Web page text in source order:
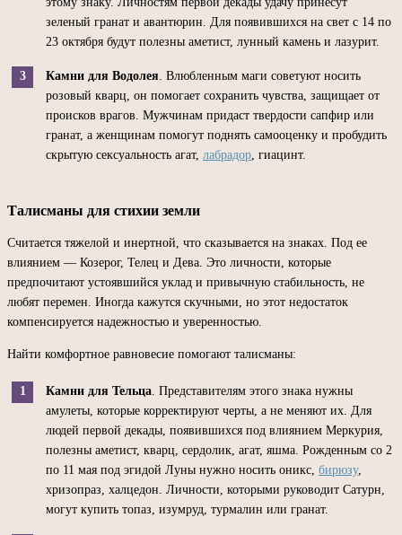
зеленый гранат и авантюрин. Для появившихся на свет с 14 по
23 октября будут полезны аметист, лунный камень и лазурит.
Камни для Водолея . Влюбленным маги советуют носить
розовый кварц, он помогает сохранить чувства, защищает от
происков врагов. Мужчинам придаст твердости сапфир или
гранат, а женщинам помогут поднять самооценку и пробудить
скрытую сексуальность агат, лабрадор , гиацинт.
Талисманы для стихии земли
Считается тяжелой и инертной, что сказывается на знаках. Под ее
влиянием — Козерог, Телец и Дева. Это личности, которые
предпочитают устоявшийся уклад и привычную стабильность, не
любят перемен. Иногда кажутся скучными, но этот недостаток
компенсируется надежностью и уверенностью.
Найти комфортное равновесие помогают талисманы:
Камни для Тельца . Представителям этого знака нужны
амулеты, которые корректируют черты, а не меняют их. Для
людей первой декады, появившихся под влиянием Меркурия,
полезны аметист, кварц, сердолик, агат, яшма. Рожденным со 2
по 11 мая под эгидой Луны нужно носить оникс, бирюзу,
хризопраз, халцедон. Личности, которыми руководит Сатурн,
могут купить топаз, изумруд, турмалин или гранат.